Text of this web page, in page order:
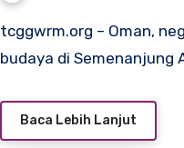
tcggwrm.org – Oman, negara yang kaya akan sejarah dan
budaya di Semenanjung
Baca Lebih Lanjut